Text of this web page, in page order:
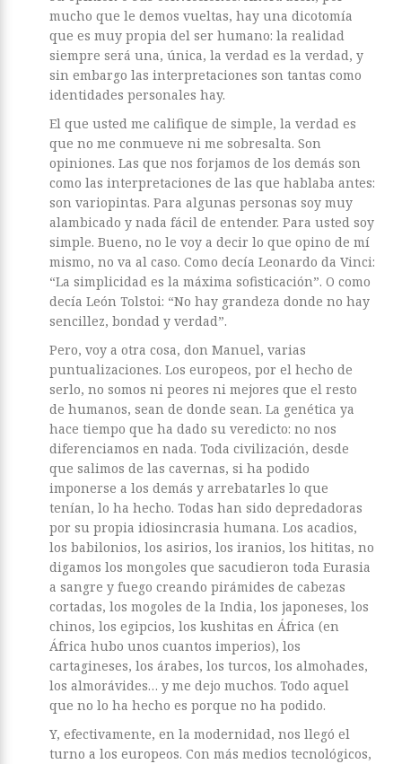
mucho que le demos vueltas, hay una dicotomía
que es muy propia del ser humano: la realidad
siempre será una, única, la verdad es la verdad, y
sin embargo las interpretaciones son tantas como
identidades personales hay.
El que usted me califique de simple, la verdad es
que no me conmueve ni me sobresalta. Son
opiniones. Las que nos forjamos de los demás son
como las interpretaciones de las que hablaba antes:
son variopintas. Para algunas personas soy muy
alambicado y nada fácil de entender. Para usted soy
simple. Bueno, no le voy a decir lo que opino de mí
mismo, no va al caso. Como decía Leonardo da Vinci:
“La simplicidad es la máxima sofisticación”. O como
decía León Tolstoi: “No hay grandeza donde no hay
sencillez, bondad y verdad”.
Pero, voy a otra cosa, don Manuel, varias
puntualizaciones. Los europeos, por el hecho de
serlo, no somos ni peores ni mejores que el resto
de humanos, sean de donde sean. La genética ya
hace tiempo que ha dado su veredicto: no nos
diferenciamos en nada. Toda civilización, desde
que salimos de las cavernas, si ha podido
imponerse a los demás y arrebatarles lo que
tenían, lo ha hecho. Todas han sido depredadoras
por su propia idiosincrasia humana. Los acadios,
los babilonios, los asirios, los iranios, los hititas, no
digamos los mongoles que sacudieron toda Eurasia
a sangre y fuego creando pirámides de cabezas
cortadas, los mogoles de la India, los japoneses, los
chinos, los egipcios, los kushitas en África (en
África hubo unos cuantos imperios), los
cartagineses, los árabes, los turcos, los almohades,
los almorávides… y me dejo muchos. Todo aquel
que no lo ha hecho es porque no ha podido.
Y, efectivamente, en la modernidad, nos llegó el
turno a los europeos. Con más medios tecnológicos,